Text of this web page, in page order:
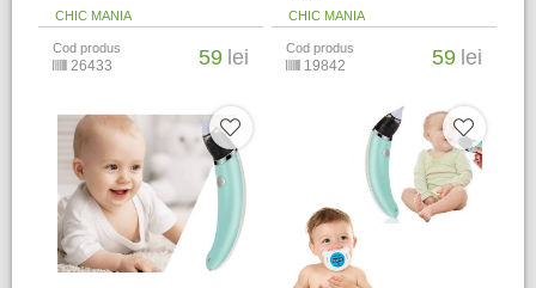
CHIC MANIA
Cod produs
26433 59 lei
CHIC MANIA
Cod produs
19842 59 lei